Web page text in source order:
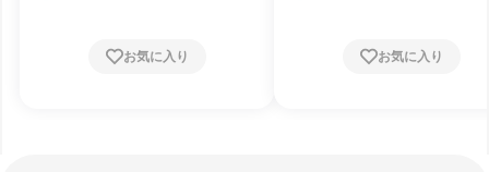
お気に入り お気に入り